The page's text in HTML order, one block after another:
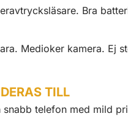
Bra
Medioker kamera. Ej
TILL
snabb telefon med mild